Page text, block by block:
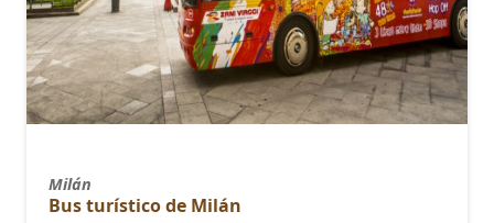
Milán
Bus turístico de Milán